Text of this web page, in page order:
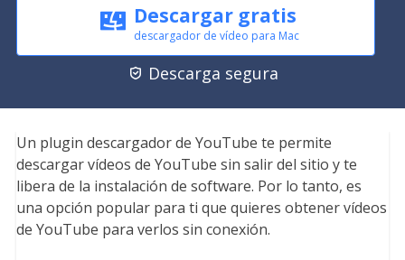
Descargar gratis
descargador de vídeo para Mac
 Descarga segura
Un plugin descargador de YouTube te permite
descargar vídeos de YouTube sin salir del sitio y te
libera de la instalación de software. Por lo tanto, es
una opción popular para ti que quieres obtener vídeos
de YouTube para verlos sin conexión.